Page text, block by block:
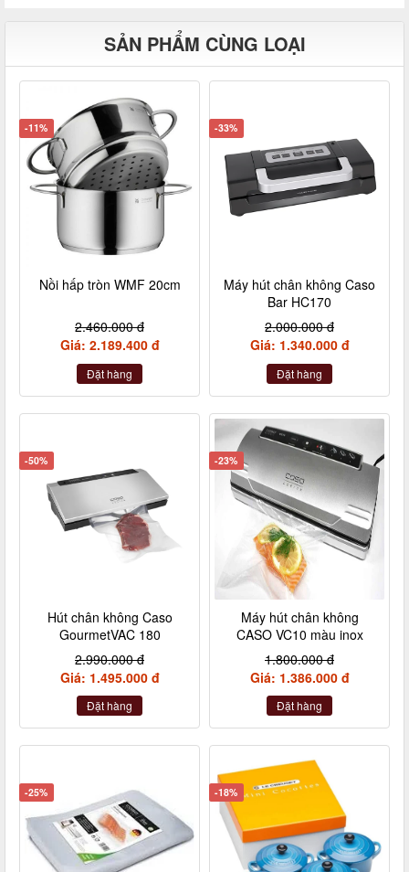
SẢN PHẨM CÙNG LOẠI
-11%
Nồi hấp tròn WMF 20cm
2.460.000 đ
Giá: 2.189.400 đ
Đặt hàng
-33%
Máy hút chân không Caso
Bar HC170
2.000.000 đ
Giá: 1.340.000 đ
Đặt hàng
-50%
Hút chân không Caso
GourmetVAC 180
2.990.000 đ
Giá: 1.495.000 đ
Đặt hàng
-23%
Máy hút chân không
CASO VC10 màu inox
1.800.000 đ
Giá: 1.386.000 đ
Đặt hàng
-25% -18%